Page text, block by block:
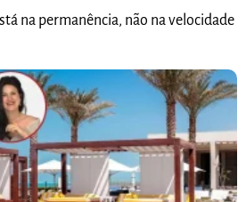
na permanência, não na velocidade